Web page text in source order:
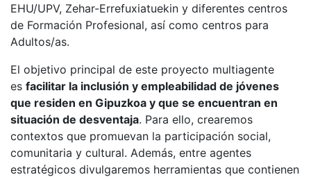
EHU/UPV, Zehar-Errefuxiatuekin y diferentes centros
de Formación Profesional, así como centros para
Adultos/as.
El objetivo principal de este proyecto multiagente
es facilitar la inclusión y empleabilidad de jóvenes
que residen en Gipuzkoa y que se encuentran en
situación de desventaja. Para ello, crearemos
contextos que promuevan la participación social,
comunitaria y cultural. Además, entre agentes
estratégicos divulgaremos herramientas que contienen